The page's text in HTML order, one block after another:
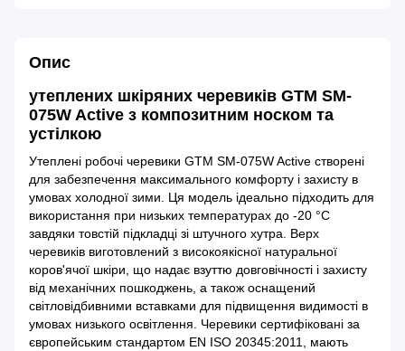
Опис
утеплених шкіряних черевиків GTM SM-
075W Active з композитним носком та
устілкою
Утеплені робочі черевики GTM SM-075W Active створені
для забезпечення максимального комфорту і захисту в
умовах холодної зими. Ця модель ідеально підходить для
використання при низьких температурах до -20 °С
завдяки товстій підкладці зі штучного хутра. Верх
черевиків виготовлений з високоякісної натуральної
коров'ячої шкіри, що надає взуттю довговічності і захисту
від механічних пошкоджень, а також оснащений
світловідбивними вставками для підвищення видимості в
умовах низького освітлення. Черевики сертифіковані за
європейським стандартом EN ISO 20345:2011, мають